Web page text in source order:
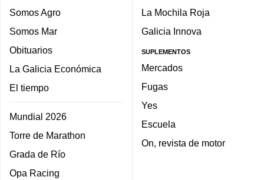
Somos Agro
Somos Mar
Obituarios
La Galicia Económica
El tiempo
Mundial 2026
Torre de Marathon
Grada de Río
Opa Racing
La Mochila Roja
Galicia Innova
SUPLEMENTOS
Mercados
Fugas
Yes
Escuela
On, revista de motor